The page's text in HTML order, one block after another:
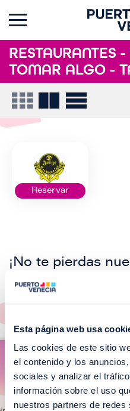
Esta página web usa
Las cookies de este sitio
el contenido y los
sociales y analizar el
información sobre el uso
nuestros partners de
RESTAURANTES
TOMAR ALGO -
Reservar
¡No te pierdas
EVENTOS!
Ver todos >
m
a
g